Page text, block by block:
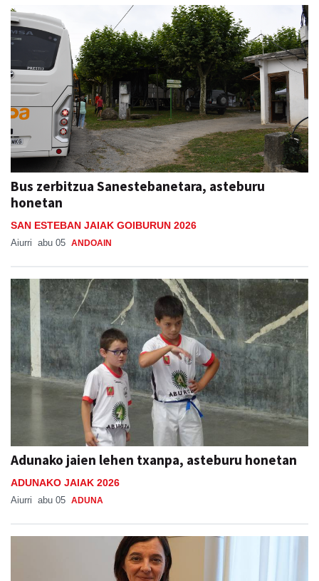
Bus zerbitzua Sanestebanetara, asteburu
honetan
SAN ESTEBAN JAIAK GOIBURUN 2026
Aiurri abu 05 ANDOAIN
Adunako jaien lehen txanpa, asteburu honetan
ADUNAKO JAIAK 2026
Aiurri abu 05 ADUNA